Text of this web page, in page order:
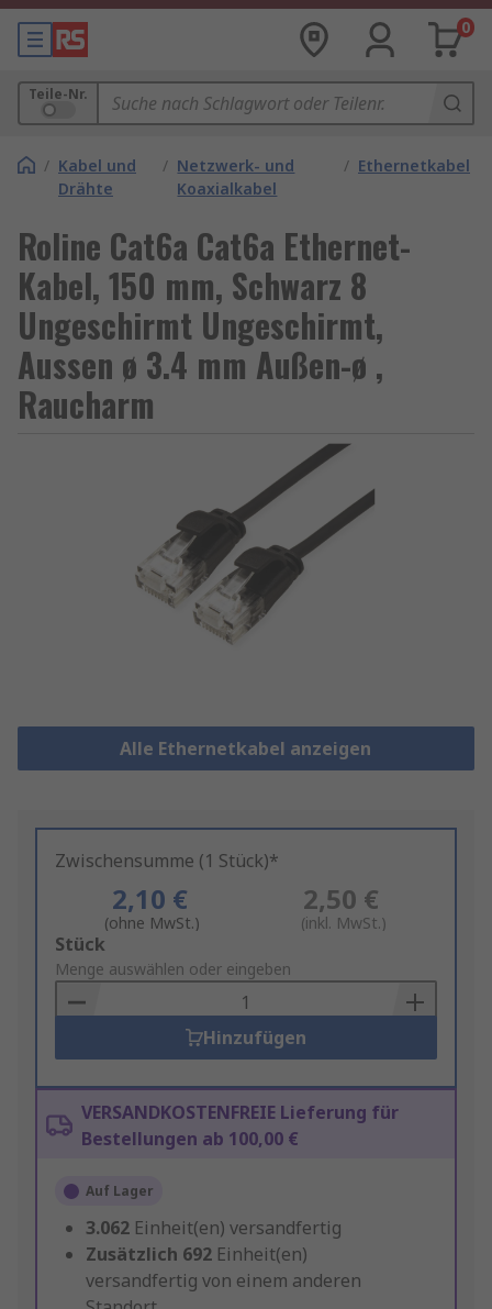
0
Teile-Nr.
/ Kabel und
Drähte
/ Netzwerk- und
Koaxialkabel
/ Ethernetkabel
Roline Cat6a Cat6a Ethernet-
Kabel, 150 mm, Schwarz 8
Ungeschirmt Ungeschirmt,
Aussen ø 3.4 mm Außen-ø ,
Raucharm
Alle Ethernetkabel anzeigen
Zwischensumme (1 Stück)*
2,10 €
(ohne MwSt.)
2,50 €
(inkl. MwSt.)
Add
to
Basket
Stück
Menge auswählen oder eingeben
Hinzufügen
VERSANDKOSTENFREIE Lieferung für
Bestellungen ab 100,00 €
Auf Lager
3.062 Einheit(en) versandfertig
Zusätzlich 692 Einheit(en)
versandfertig von einem anderen